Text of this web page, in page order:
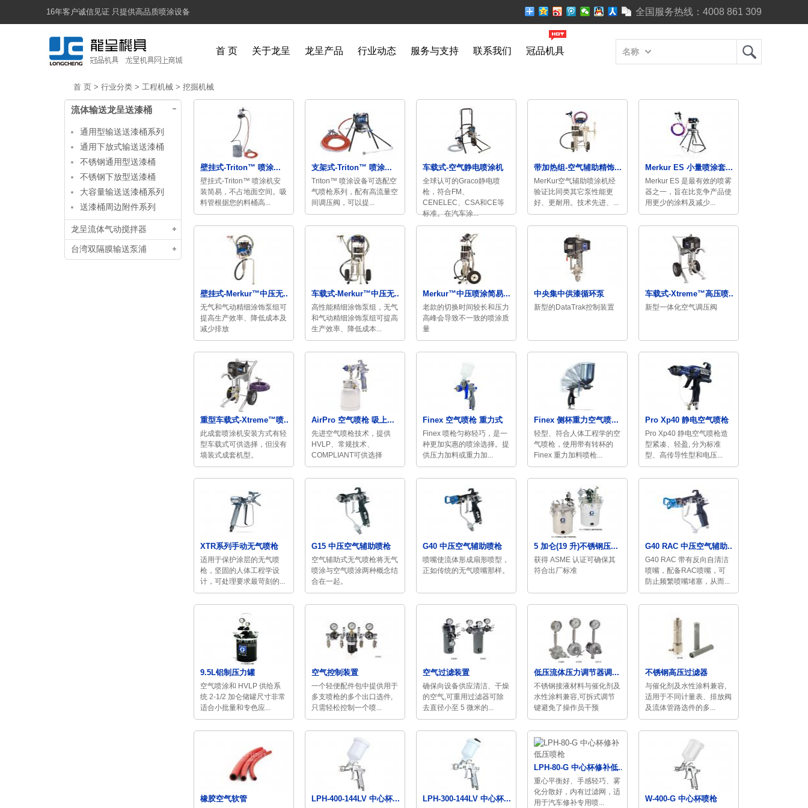
16年客户诚信见证 只提供高品质喷涂设备 全国服务热线： 4008 861 309
首 页 关于龙呈 龙呈产品 行业动态 服务与支持 联系我们 冠品机具 名称
首 页 > 行业分类 > 工程机械 > 挖掘机械
流体输送龙呈送漆桶
通用型输送送漆桶系列
通用下放式输送送漆桶
不锈钢通用型送漆桶
不锈钢下放型送漆桶
大容量输送送漆桶系列
送漆桶周边附件系列
龙呈流体气动搅拌器
台湾双隔膜输送泵浦
壁挂式-Triton™ 喷涂...
壁挂式-Triton™ 喷涂机安
装简易，不占地面空间。吸
料管根据您的料桶高...
支架式-Triton™ 喷涂...
Triton™ 喷涂设备可选配空
气喷枪系列，配有高流量空
间调压阀，可以提...
车载式-空气静电喷涂机
全球认可的Graco静电喷
枪，符合FM、
CENELEC、CSA和CE等
标准。在汽车涂...
带加热组-空气辅助精饰...
MerKur空气辅助喷涂机经
验证比同类其它泵性能更
好、更耐用。技术先进、...
Merkur ES 小量喷涂套...
Merkur ES 是最有效的喷雾
器之一，旨在比竞争产品使
用更少的涂料及减少...
壁挂式-Merkur™中压无...
无气和气动精细涂饰泵组可
提高生产效率、降低成本及
减少排放
车载式-Merkur™中压无...
高性能精细涂饰泵组，无气
和气动精细涂饰泵组可提高
生产效率、降低成本...
Merkur™中压喷涂简易...
老款的切换时间较长和压力
高峰会导致不一致的喷涂质
量
中央集中供漆循环泵
新型的DataTrak控制装置
车载式-Xtreme™高压喷...
新型一体化空气调压阀
重型车载式-Xtreme™喷...
此成套喷涂机安装方式有轻
型车载式可供选择，但没有
墙装式成套机型。
AirPro 空气喷枪 吸上...
先进空气喷枪技术，提供
HVLP、常规技术、
COMPLIANT可供选择
Finex 空气喷枪 重力式
Finex 喷枪匀称轻巧，是一
种更加实惠的喷涂选择。提
供压力加料或重力加...
Finex 侧杯重力空气喷...
轻型、符合人体工程学的空
气喷枪，使用带有转杯的
Finex 重力加料喷枪...
Pro Xp40 静电空气喷枪
Pro Xp40 静电空气喷枪造
型紧凑、轻盈, 分为标准
型、高传导性型和电压...
XTR系列手动无气喷枪
适用于保护涂层的无气喷
枪，坚固的人体工程学设
计，可处理要求最苛刻的...
G15 中压空气辅助喷枪
空气辅助式无气喷枪将无气
喷涂与空气喷涂两种概念结
合在一起。
G40 中压空气辅助喷枪
喷嘴使流体形成扇形喷型，
正如传统的无气喷嘴那样。
5 加仑(19 升)不锈钢压...
获得 ASME 认证可确保其
符合出厂标准
G40 RAC 中压空气辅助...
G40 RAC 带有反向自清洁
喷嘴，配备RAC喷嘴，可
防止频繁喷嘴堵塞，从而...
9.5L铝制压力罐
空气喷涂和 HVLP 供给系
统 2-1/2 加仑储罐尺寸非常
适合小批量和专色应...
空气控制装置
一个轻便配件包中提供用于
多支喷枪的多个出口选件,
只需轻松控制一个喷...
空气过滤装置
确保向设备供应清洁、干燥
的空气,可重用过滤器可除
去直径小至 5 微米的...
低压流体压力调节器调...
不锈钢接液材料与催化剂及
水性涂料兼容,可拆式调节
键避免了操作员干预
不锈钢高压过滤器
与催化剂及水性涂料兼容,
适用于不同计量表、排放阀
及流体管路选件的多...
橡胶空气软管 LPH-400-144LV 中心杯... LPH-300-144LV 中心杯...
LPH-80-G 中心杯修补低...
重心平衡好、手感轻巧、雾
化分散好，内有过滤网，适
用于汽车修补专用喷...
W-400-G 中心杯喷枪